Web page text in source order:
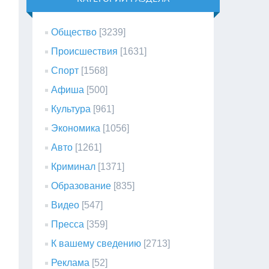
Общество [3239]
Происшествия [1631]
Спорт [1568]
Афиша [500]
Культура [961]
Экономика [1056]
Авто [1261]
Криминал [1371]
Образование [835]
Видео [547]
Пресса [359]
К вашему сведению [2713]
Реклама [52]